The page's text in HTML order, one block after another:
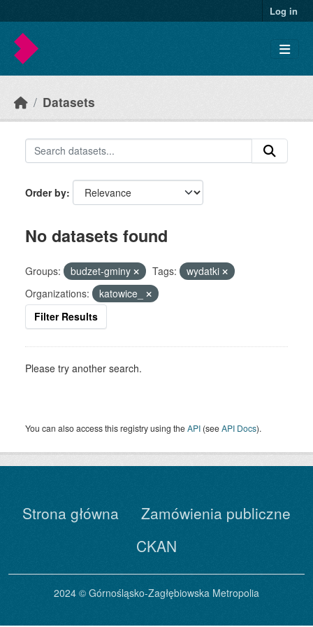
Log in
Datasets
Order by
No datasets found
Groups: budzet-gminy Tags:
wydatki
Organizations:
katowice_
Filter Results
Please try another search.
You can also access this registry using theAPI (seeAPI Docs).
Strona główna
Zamówienia publiczne
CKAN
2024 © Górnośląsko-Zagłębiowska Metropolia